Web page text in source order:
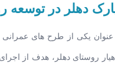
دهلر در توسعه
یکی از طرح های عمرانی
روستای دهلر، هدف از